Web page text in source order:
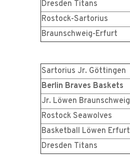
Dresden Titans
Rostock-Sartorius
Braunschweig-Erfurt
Sartorius Jr. Göttingen
Berlin Braves Baskets
Jr. Löwen Braunschweig
Rostock Seawolves
Basketball Löwen Erfurt
Dresden Titans